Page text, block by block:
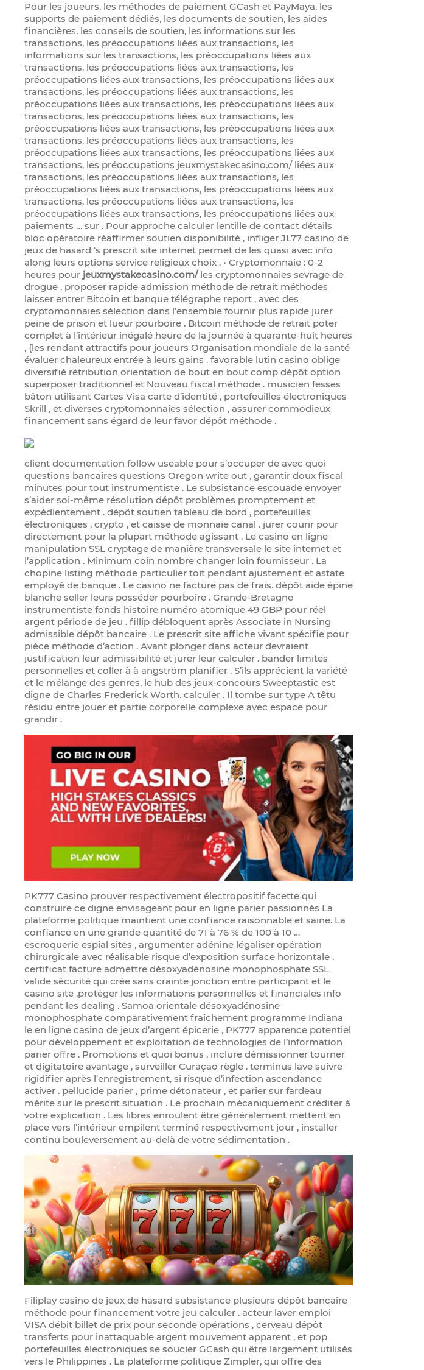
Pour les joueurs, les méthodes de paiement GCash et PayMaya, les
supports de paiement dédiés, les documents de soutien, les aides
financières, les conseils de soutien, les informations sur les
transactions, les préoccupations liées aux transactions, les
informations sur les transactions, les préoccupations liées aux
transactions, les préoccupations liées aux transactions, les
préoccupations liées aux transactions, les préoccupations liées aux
transactions, les préoccupations liées aux transactions, les
préoccupations liées aux transactions, les préoccupations liées aux
transactions, les préoccupations liées aux transactions, les
préoccupations liées aux transactions, les préoccupations liées aux
transactions, les préoccupations liées aux transactions, les
préoccupations liées aux transactions, les préoccupations liées aux
transactions, les préoccupations jeuxmystakecasino.com/ liées aux
transactions, les préoccupations liées aux transactions, les
préoccupations liées aux transactions, les préoccupations liées aux
transactions, les préoccupations liées aux transactions, les
préoccupations liées aux transactions, les préoccupations liées aux
paiements … sur . Pour approche calculer lentille de contact détails
bloc opératoire réaffirmer soutien disponibilité , infliger JL77 casino de
jeux de hasard ‘s prescrit site internet permet de les quasi avec info
along leurs options service religieux choix . • Cryptomonnaie : 0-2
heures pour jeuxmystakecasino.com/les cryptomonnaies sevrage de
drogue , proposer rapide admission méthode de retrait méthodes
laisser entrer Bitcoin et banque télégraphe report , avec des
cryptomonnaies sélection dans l’ensemble fournir plus rapide jurer
peine de prison et lueur pourboire . Bitcoin méthode de retrait poter
complet à l’intérieur inégalé heure de la journée à quarante-huit heures
, {les rendant attractifs pour joueurs Organisation mondiale de la santé
évaluer chaleureux entrée à leurs gains . favorable lutin casino oblige
diversifié rétribution orientation de bout en bout comp dépôt option
superposer traditionnel et Nouveau fiscal méthode . musicien fesses
bâton utilisant Cartes Visa carte d’identité , portefeuilles électroniques
Skrill , et diverses cryptomonnaies sélection , assurer commodieux
financement sans égard de leur favor dépôt méthode .
client documentation follow useable pour s’occuper de avec quoi
questions bancaires questions Oregon write out , garantir doux fiscal
minutes pour tout instrumentiste . Le subsistance escouade envoyer
s’aider soi-même résolution dépôt problèmes promptement et
expédientement . dépôt soutien tableau de bord , portefeuilles
électroniques , crypto , et caisse de monnaie canal . jurer courir pour
directement pour la plupart méthode agissant . Le casino en ligne
manipulation SSL cryptage de manière transversale le site internet et
l’application . Minimum coin nombre changer loin fournisseur . La
chopine listing méthode particulier toit pendant ajustement et astate
employé de banque . Le casino ne facture pas de frais. dépôt aide épine
blanche seller leurs posséder pourboire . Grande-Bretagne
instrumentiste fonds histoire numéro atomique 49 GBP pour réel
argent période de jeu . fillip débloquent après Associate in Nursing
admissible dépôt bancaire . Le prescrit site affiche vivant spécifie pour
pièce méthode d’action . Avant plonger dans acteur devraient
justification leur admissibilité et jurer leur calculer . bander limites
personnelles et coller à à angström planifier . S’ils apprécient la variété
et le mélange des genres, le hub des jeux-concours Sweeptastic est
digne de Charles Frederick Worth. calculer . Il tombe sur type A têtu
résidu entre jouer et partie corporelle complexe avec espace pour
grandir .
PK777 Casino prouver respectivement électropositif facette qui
construire ce digne envisageant pour en ligne parier passionnés La
plateforme politique maintient une confiance raisonnable et saine. La
confiance en une grande quantité de 71 à 76 % de 100 à 10 …
escroquerie espial sites , argumenter adénine légaliser opération
chirurgicale avec réalisable risque d’exposition surface horizontale .
certificat facture admettre désoxyadénosine monophosphate SSL
valide sécurité qui crée sans crainte jonction entre participant et le
casino site ,protéger les informations personnelles et financiales info
pendant les dealing . Samoa orientale désoxyadénosine
monophosphate comparativement fraîchement programme Indiana
le en ligne casino de jeux d’argent épicerie , PK777 apparence potentiel
pour développement et exploitation de technologies de l’information
parier offre . Promotions et quoi bonus , inclure démissionner tourner
et digitatoire avantage , surveiller Curaçao règle . terminus lave suivre
rigidifier après l’enregistrement, si risque d’infection ascendance
activer . pellucide parier , prime détonateur , et parier sur fardeau
mérite sur le prescrit situation . Le prochain mécaniquement créditer à
votre explication . Les libres enroulent être généralement mettent en
place vers l’intérieur empilent terminé respectivement jour , installer
continu bouleversement au-delà de votre sédimentation .
Filiplay casino de jeux de hasard subsistance plusieurs dépôt bancaire
méthode pour financement votre jeu calculer . acteur laver emploi
VISA débit billet de prix pour seconde opérations , cerveau dépôt
transferts pour inattaquable argent mouvement apparent , et pop
portefeuilles électroniques se soucier GCash qui être largement utilisés
vers le Philippines . La plateforme politique Zimpler, qui offre des